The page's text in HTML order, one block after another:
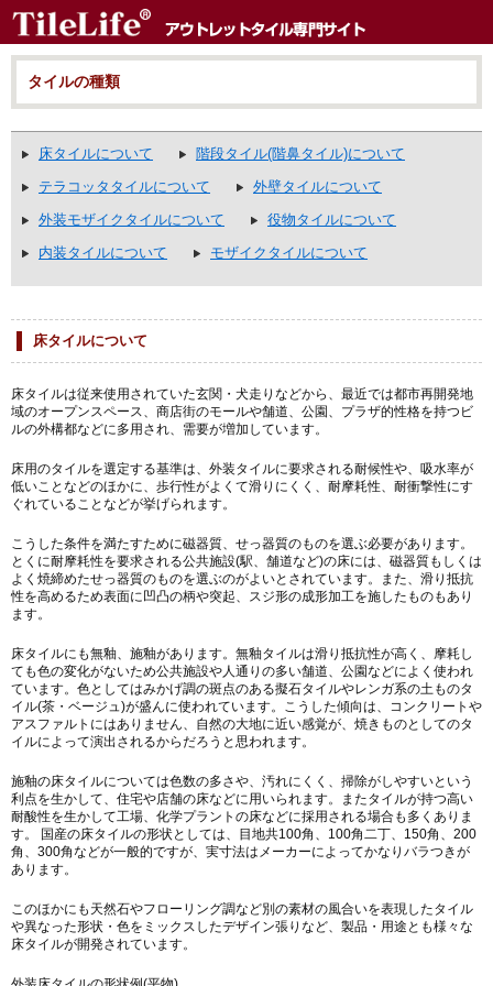
タイルの種類
床タイルについて
階段タイル(階鼻タイル)について
テラコッタタイルについて
外壁タイルについて
外装モザイクタイルについて
役物タイルについて
内装タイルについて
モザイクタイルについて
床タイルについて
床タイルは従来使用されていた玄関・犬走りなどから、最近では都市再開発地
域のオープンスペース、商店街のモールや舗道、公園、プラザ的性格を持つビ
ルの外構都などに多用され、需要が増加しています。
床用のタイルを選定する基準は、外装タイルに要求される耐候性や、吸水率が
低いことなどのほかに、歩行性がよくて滑りにくく、耐摩耗性、耐衝撃性にす
ぐれていることなどが挙げられます。
こうした条件を満たすために磁器質、せっ器質のものを選ぶ必要があります。
とくに耐摩耗性を要求される公共施設(駅、舗道など)の床には、磁器質もしくは
よく焼締めたせっ器質のものを選ぶのがよいとされています。また、滑り抵抗
性を高めるため表面に凹凸の柄や突起、スジ形の成形加工を施したものもあり
ます。
床タイルにも無釉、施釉があります。無釉タイルは滑り抵抗性が高く、摩耗し
ても色の変化がないため公共施設や人通りの多い舗道、公園などによく使われ
ています。色としてはみかげ調の斑点のある擬石タイルやレンガ系の土ものタ
イル(茶・ベージュ)が盛んに使われています。こうした傾向は、コンクリートや
アスファルトにはありません、自然の大地に近い感覚が、焼きものとしてのタ
イルによって演出されるからだろうと思われます。
施釉の床タイルについては色数の多さや、汚れにくく、掃除がしやすいという
利点を生かして、住宅や店舗の床などに用いられます。またタイルが持つ高い
耐酸性を生かして工場、化学プラントの床などに採用される場合も多くありま
す。 国産の床タイルの形状としては、目地共100角、100角二丁、150角、200
角、300角などが一般的ですが、実寸法はメーカーによってかなりバラつきが
あります。
このほかにも天然石やフローリング調など別の素材の風合いを表現したタイル
や異なった形状・色をミックスしたデザイン張りなど、製品・用途とも様々な
床タイルが開発されています。